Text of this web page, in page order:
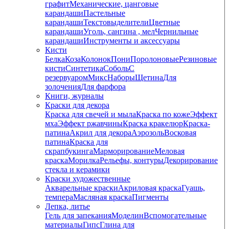
графитМеханические, цанговые
карандашиПастельные
карандашиТекстовыделителиЦветные
карандашиУголь, сангина , мелЧернильные
карандашиИнструменты и аксессуары
Кисти
БелкаКозаКолонокПониПоролоновыеРезиновые
кистиСинтетикаСобольС
резервуаромМиксНаборыЩетинаДля
золоченияДля фарфора
Книги, журналы
Краски для декора
Краска для свечей и мылаКраска по кожеЭффект
мхаЭффект ржавчиныКраска кракелюрКраска-
патинаАкрил для декораАэрозольВосковая
патинаКраска для
скрапбукингаМарморированиеМеловая
краскаМорилкаРельефы, контурыДекорирование
стекла и керамики
Краски художественные
Акварельные краскиАкриловая краскаГуашь,
темпераМасляная краскаПигменты
Лепка, литье
Гель для запеканияМоделинВспомогательные
материалыГипсГлина для